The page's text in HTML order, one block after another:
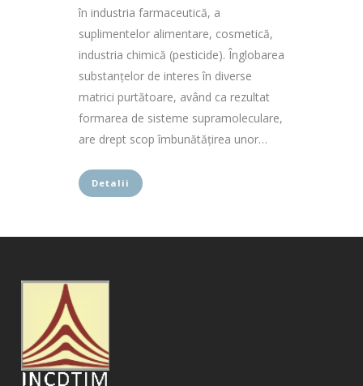
în industria farmaceutică, a
suplimentelor alimentare, cosmetică,
industria chimică (pesticide). Înglobarea
substanțelor de interes în diverse
matrici purtătoare, având ca rezultat
formarea de sisteme supramoleculare,
are drept scop îmbunătățirea unor…
Detalii